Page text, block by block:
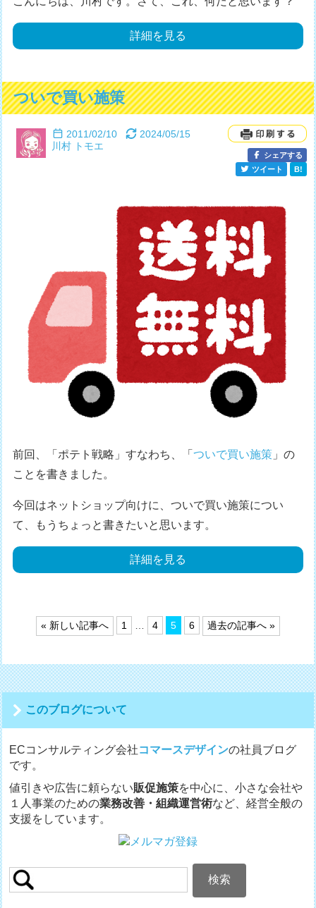
詳細を見る
ついで買い施策
2011/02/10
2024/05/15
川村 トモエ
シェアする
ツイート
B!
前回、「ポテト戦略」すなわち、「ついで買い施策 」の
ことを書きました。
今回はネットショップ向けに、ついで買い施策につい
て、もうちょっと書きたいと思います。
詳細を見る
投
稿
の
ペ
ー
ジ
送
り
« 新しい記事へ 1 4 5 6 過去の記事へ »
このブログについて
ECコンサルティング会社コマースデザインの社員ブログ
です。
値引きや広告に頼らない販促施策を中心に、小さな会社や
１人事業のための業務改善・組織運営術など、経営全般の
支援をしています。
検
索: